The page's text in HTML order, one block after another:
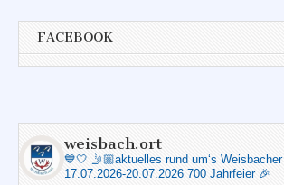
FACEBOOK
weisbach.ort
💙🤍 🤳🏼aktuelles rund um‘s
17.07.2026-20.07.2026 700 Jahrfeier 🎉